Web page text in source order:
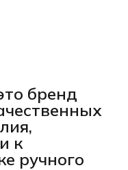
бренд
к
ручного